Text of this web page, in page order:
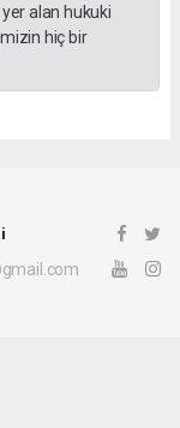
alan hukuki
hiç bir